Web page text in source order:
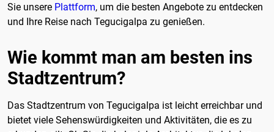
Sie unsere Plattform, um die besten Angebote zu entdecken
und Ihre Reise nach Tegucigalpa zu genießen.
Wie kommt man am besten ins
Stadtzentrum?
Das Stadtzentrum von Tegucigalpa ist leicht erreichbar und
bietet viele Sehenswürdigkeiten und Aktivitäten, die es zu